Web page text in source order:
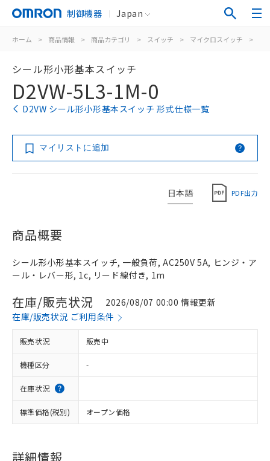
制御機器 Japan
ホーム > 商品情報 > 商品カテゴリ > スイッチ > マイクロスイッチ >
シール形小形基本スイッチ
D2VW-5L3-1M-0
D2VW シール形小形基本スイッチ 形式仕様一覧
マイリストに追加
日本語 PDF出力
商品概要
シール形小形基本スイッチ, 一般負荷, AC250V 5A, ヒンジ・ア
ール・レバー形, 1c, リード線付き, 1m
在庫/販売状況
2026/08/07 00:00 情報更新
在庫/販売状況 ご利用条件
販売状況 販売中
機種区分 -
在庫状況
標準価格(税別) オープン価格
詳細情報